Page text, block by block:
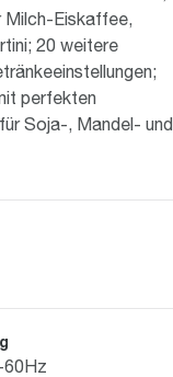
Eiskaffee,
20 weitere
perfekten
Soja-, Mandel- und